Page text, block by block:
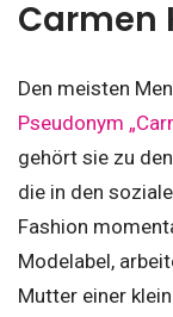
Carmen
Den meisten
Pseudonym
gehört sie zu
die in den
Fashion
Modelabel,
Mutter einer